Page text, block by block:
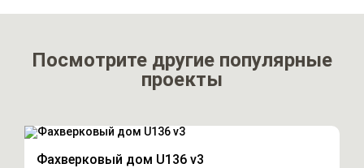
Посмотрите другие популярные
проекты
Фахверковый дом U136 v3